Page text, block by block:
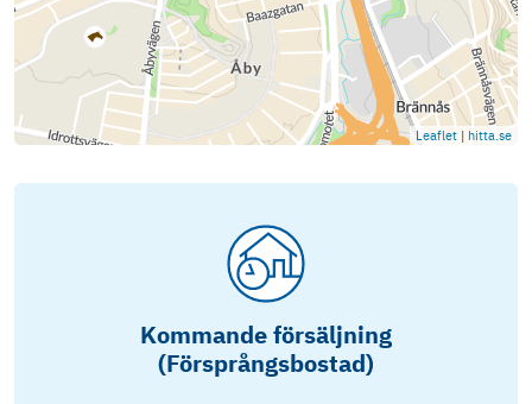
Leaflet | hitta.se
Kommande försäljning
(Försprångsbostad)